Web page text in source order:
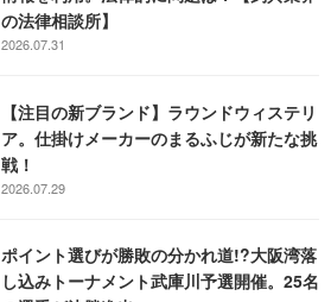
の法律相談所】
2026.07.31
【注目の新ブランド】ラウンドウィステリ
ア。仕掛けメーカーのまるふじが新たな挑
戦！
2026.07.29
ポイント選びが勝敗の分かれ道!?大阪湾落
し込みトーナメント武庫川予選開催。25名